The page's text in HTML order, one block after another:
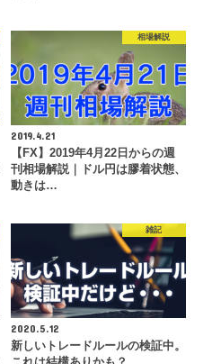
相場解説
2019.4.21
【FX】2019年4月22日からの週
刊相場解説｜ドル円は膠着状態、
動きは…
雑記
2020.5.12
新しいトレードルールの検証中。